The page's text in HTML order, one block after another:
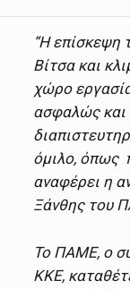
“Η επίσκεψη
Βίτσα και
χώρο
ασφαλώς και
όμιλο, όπως
αναφέρει η
Ξάνθης του
Το ΠΑΜΕ, ο
ΚΚΕ,